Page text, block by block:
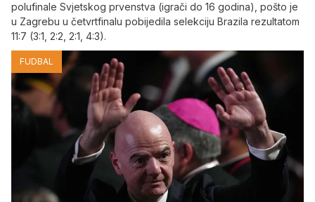
polufinale Svjetskog prvenstva (igrači do 16 godina), pošto je
u Zagrebu u četvrtfinalu pobijedila selekciju Brazila rezultatom
11:7 (3:1, 2:2, 2:1, 4:3).
FUDBAL